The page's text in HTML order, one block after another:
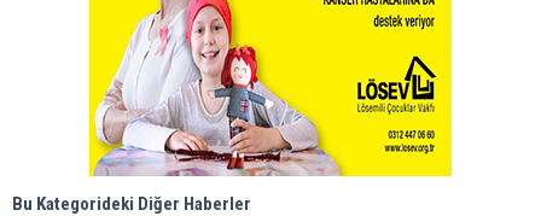
Bu Kategorideki Diğer Haberler